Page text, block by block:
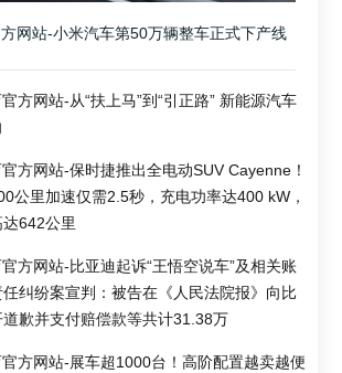
网站-小米汽车第50万辆整车正式下产线
方网站-从“扶上马”到“引正路” 新能源汽车
方网站-保时捷推出全电动SUV Cayenne！
公里加速仅需2.5秒，充电功率达400 kW，
642公里
方网站-比亚迪起诉“王悟空说车”及相关账
纠纷案宣判：被告在《人民法院报》向比
歉并支付赔偿款等共计31.38万
方网站-展车超1000台！高阶配置越卖越便